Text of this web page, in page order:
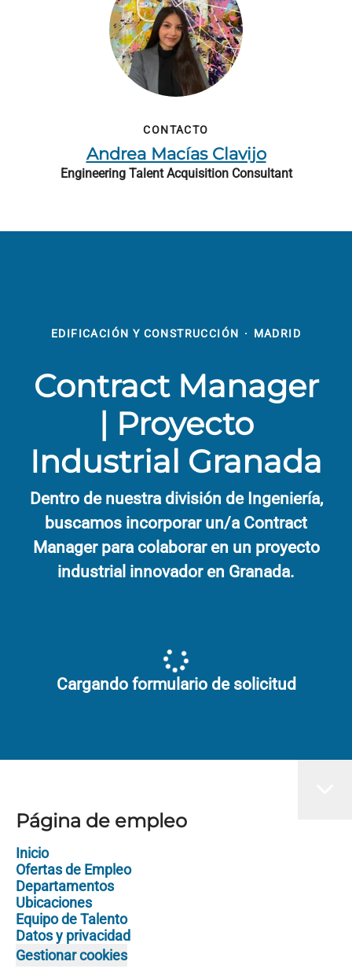
CONTACTO
Andrea Macías Clavijo
Engineering Talent Acquisition Consultant
EDIFICACIÓN Y CONSTRUCCIÓN · MADRID
Contract Manager
| Proyecto
Industrial Granada
Dentro de nuestra división de Ingeniería,
buscamos incorporar un/a Contract
Manager para colaborar en un proyecto
industrial innovador en Granada.
Cargando formulario de solicitud
Página de empleo
Inicio
Ofertas de Empleo
Departamentos
Ubicaciones
Equipo de Talento
Datos y privacidad
Gestionar cookies